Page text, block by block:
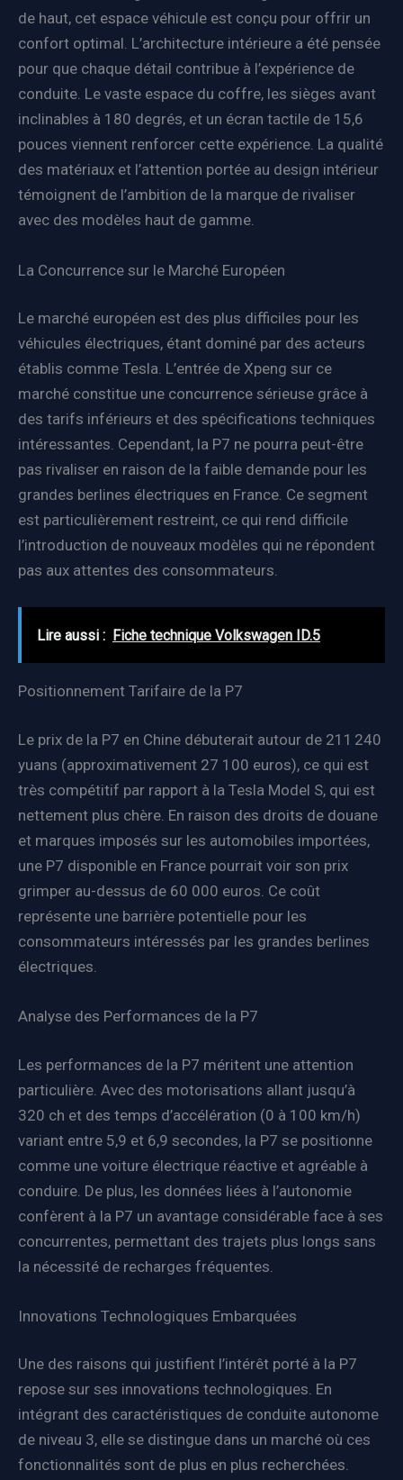
de haut, cet espace véhicule est conçu pour offrir un
confort optimal. L’architecture intérieure a été pensée
pour que chaque détail contribue à l’expérience de
conduite. Le vaste espace du coffre, les sièges avant
inclinables à 180 degrés, et un écran tactile de 15,6
pouces viennent renforcer cette expérience. La qualité
des matériaux et l’attention portée au design intérieur
témoignent de l’ambition de la marque de rivaliser
avec des modèles haut de gamme.
La Concurrence sur le Marché Européen
Le marché européen est des plus difficiles pour les
véhicules électriques, étant dominé par des acteurs
établis comme Tesla. L’entrée de Xpeng sur ce
marché constitue une concurrence sérieuse grâce à
des tarifs inférieurs et des spécifications techniques
intéressantes. Cependant, la P7 ne pourra peut-être
pas rivaliser en raison de la faible demande pour les
grandes berlines électriques en France. Ce segment
est particulièrement restreint, ce qui rend difficile
l’introduction de nouveaux modèles qui ne répondent
pas aux attentes des consommateurs.
Lire aussi : Fiche technique Volkswagen ID.5
Positionnement Tarifaire de la P7
Le prix de la P7 en Chine débuterait autour de 211 240
yuans (approximativement 27 100 euros), ce qui est
très compétitif par rapport à la Tesla Model S, qui est
nettement plus chère. En raison des droits de douane
et marques imposés sur les automobiles importées,
une P7 disponible en France pourrait voir son prix
grimper au-dessus de 60 000 euros. Ce coût
représente une barrière potentielle pour les
consommateurs intéressés par les grandes berlines
électriques.
Analyse des Performances de la P7
Les performances de la P7 méritent une attention
particulière. Avec des motorisations allant jusqu’à
320 ch et des temps d’accélération (0 à 100 km/h)
variant entre 5,9 et 6,9 secondes, la P7 se positionne
comme une voiture électrique réactive et agréable à
conduire. De plus, les données liées à l’autonomie
confèrent à la P7 un avantage considérable face à ses
concurrentes, permettant des trajets plus longs sans
la nécessité de recharges fréquentes.
Innovations Technologiques Embarquées
Une des raisons qui justifient l’intérêt porté à la P7
repose sur ses innovations technologiques. En
intégrant des caractéristiques de conduite autonome
de niveau 3, elle se distingue dans un marché où ces
fonctionnalités sont de plus en plus recherchées.